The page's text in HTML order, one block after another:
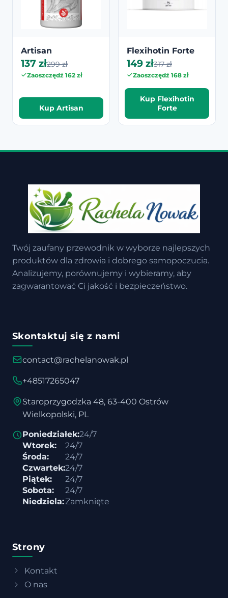
Artisan
137 zł299 zł
Zaoszczędź 162 zł
Kup Artisan
Flexihotin Forte
149 zł317 zł
Zaoszczędź 168 zł
Kup Flexihotin
Forte
Twój zaufany przewodnik w wyborze najlepszych
produktów dla zdrowia i dobrego samopoczucia.
Analizujemy, porównujemy i wybieramy, aby
zagwarantować Ci jakość i bezpieczeństwo.
Skontaktuj się z nami
contact@rachelanowak.pl
+48517265047
Staroprzygodzka 48, 63-400 Ostrów
Wielkopolski, PL
Poniedziałek:24/7
Wtorek:
24/7
Środa:
24/7
Czwartek:24/7
Piątek:
24/7
Sobota:
24/7
Niedziela:Zamknięte
Strony
Kontakt
O nas